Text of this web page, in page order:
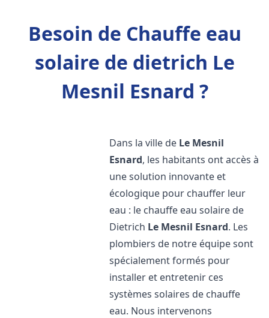
Besoin de Chauffe eau
solaire de dietrich Le
Mesnil Esnard ?
Dans la ville de Le Mesnil
Esnard, les habitants ont accès à
une solution innovante et
écologique pour chauffer leur
eau : le chauffe eau solaire de
Dietrich Le Mesnil Esnard. Les
plombiers de notre équipe sont
spécialement formés pour
installer et entretenir ces
systèmes solaires de chauffe
eau. Nous intervenons